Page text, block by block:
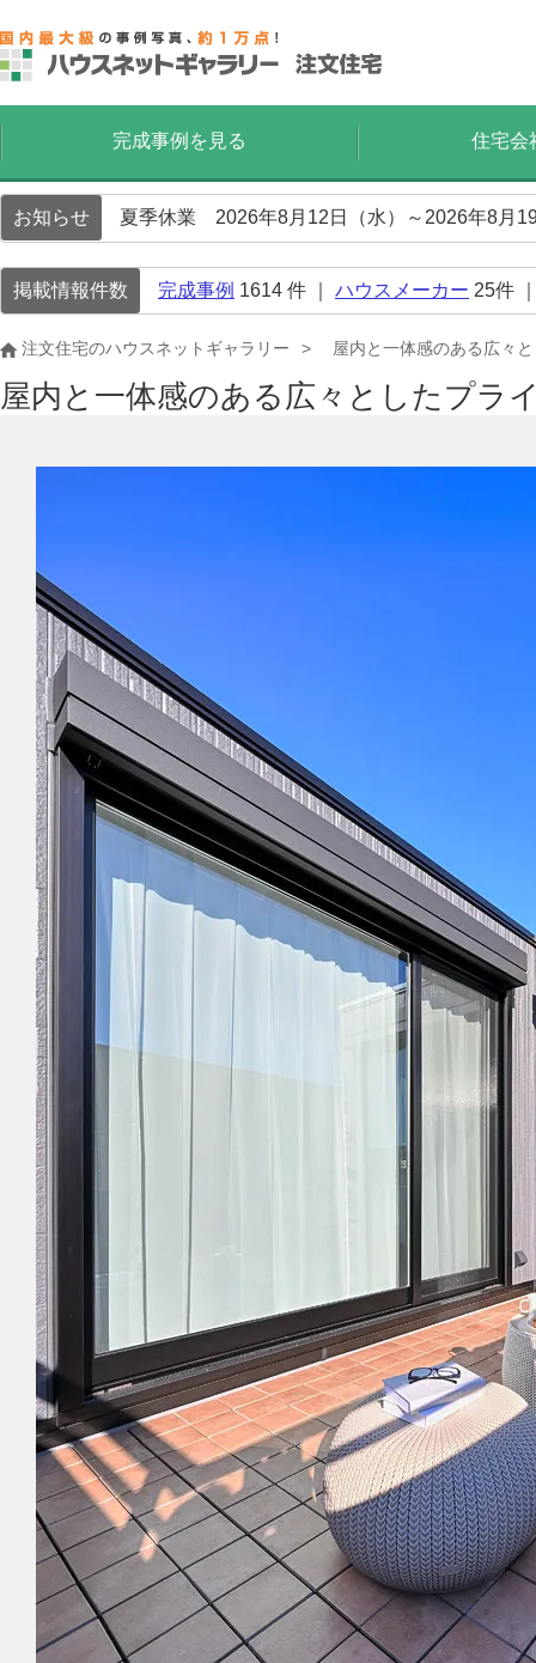
完成事例を見る 住宅会
お知らせ 夏季休業 2026年8月12日（水）～2026年8月
掲載情報件数 完成事例 1614 件 ｜ ハウスメーカー 25件
注文住宅のハウスネットギャラリー 屋内と一体感のある広々
屋内と一体感のある広々としたプラ